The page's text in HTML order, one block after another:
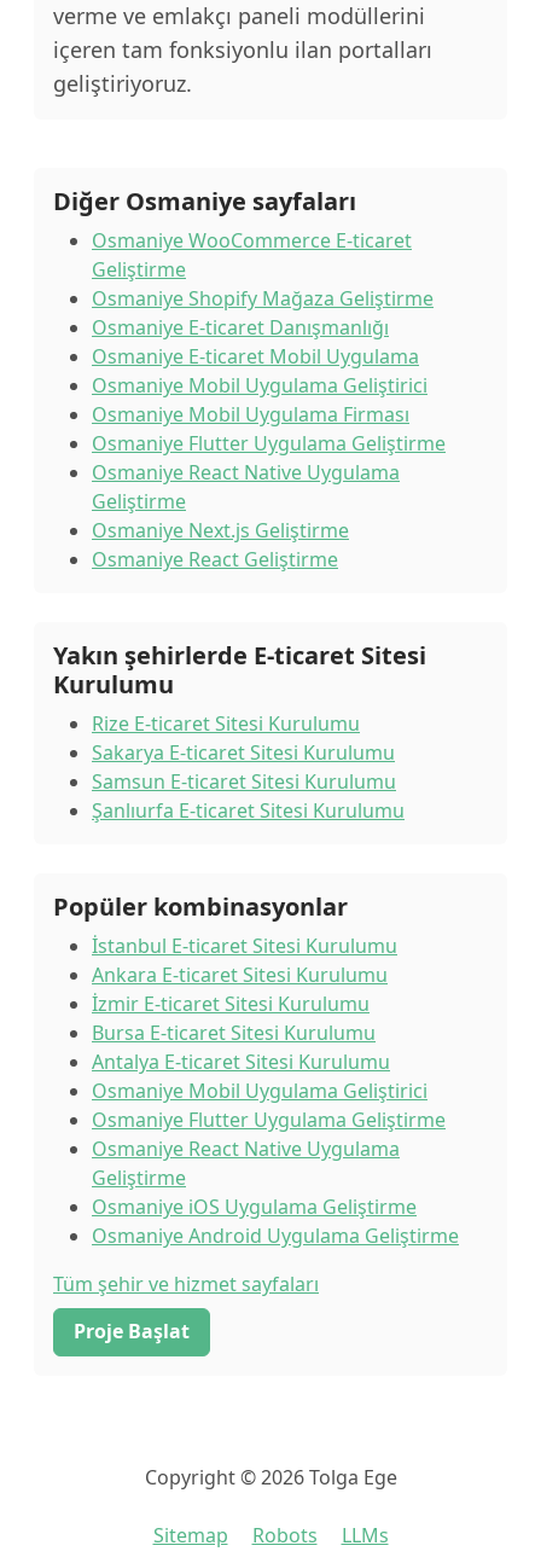
verme ve emlakçı paneli modüllerini
içeren tam fonksiyonlu ilan portalları
geliştiriyoruz.
Diğer Osmaniye sayfaları
Osmaniye WooCommerce E-ticaret
Geliştirme
Osmaniye Shopify Mağaza Geliştirme
Osmaniye E-ticaret Danışmanlığı
Osmaniye E-ticaret Mobil Uygulama
Osmaniye Mobil Uygulama Geliştirici
Osmaniye Mobil Uygulama Firması
Osmaniye Flutter Uygulama Geliştirme
Osmaniye React Native Uygulama
Geliştirme
Osmaniye Next.js Geliştirme
Osmaniye React Geliştirme
Yakın şehirlerde E-ticaret Sitesi
Kurulumu
Rize E-ticaret Sitesi Kurulumu
Sakarya E-ticaret Sitesi Kurulumu
Samsun E-ticaret Sitesi Kurulumu
Şanlıurfa E-ticaret Sitesi Kurulumu
Popüler kombinasyonlar
İstanbul E-ticaret Sitesi Kurulumu
Ankara E-ticaret Sitesi Kurulumu
İzmir E-ticaret Sitesi Kurulumu
Bursa E-ticaret Sitesi Kurulumu
Antalya E-ticaret Sitesi Kurulumu
Osmaniye Mobil Uygulama Geliştirici
Osmaniye Flutter Uygulama Geliştirme
Osmaniye React Native Uygulama
Geliştirme
Osmaniye iOS Uygulama Geliştirme
Osmaniye Android Uygulama Geliştirme
Tüm şehir ve hizmet sayfaları
Proje Başlat
Copyright © 2026 Tolga Ege
Sitemap Robots LLMs